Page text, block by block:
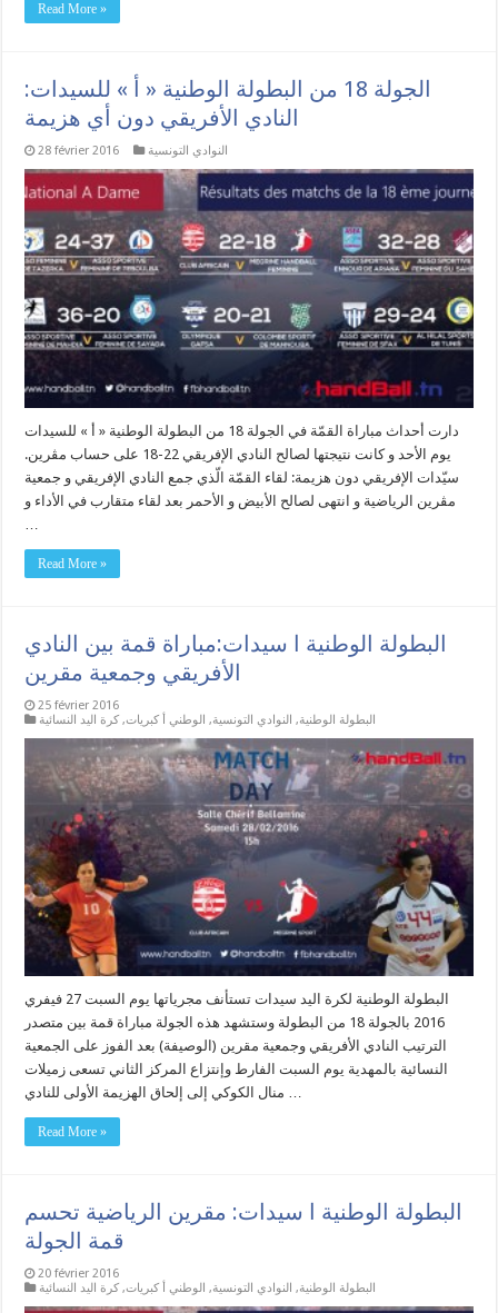
Read More »
الجولة 18 من البطولة الوطنية « أ » للسيدات:
النادي الأفريقي دون أي هزيمة
28 février 2016 النوادي التونسية
دارت أحداث مباراة القمّة في الجولة 18 من البطولة الوطنية « أ » للسيدات
يوم الأحد و كانت نتيجتها لصالح النادي الإفريقي 22-18 على حساب مڨرين.
سيّدات الإفريقي دون هزيمة: لقاء القمّة الّذي جمع النادي الإفريقي و جمعية
مڨرين الرياضية و انتهى لصالح الأبيض و الأحمر بعد لقاء متقارب في الأداء و
Read More »
البطولة الوطنية ا سيدات:مباراة قمة بين النادي
الأفريقي وجمعية مقرين
25 février 2016
البطولة الوطنية, النوادي التونسية, الوطني أ كبريات, كرة اليد النسائية
البطولة الوطنية لكرة اليد سيدات تستأنف مجرياتها يوم السبت 27 فيفري
2016 بالجولة 18 من البطولة وستشهد هذه الجولة مباراة قمة بين متصدر
الترتيب النادي الأفريقي وجمعية مقرين (الوصيفة) بعد الفوز على الجمعية
النسائية بالمهدية يوم السبت الفارط وإنتزاع المركز الثاني تسعى زميلات
منال الكوكي إلى إلحاق الهزيمة الأولى للنادي …
Read More »
البطولة الوطنية ا سيدات: مقرين الرياضية تحسم
قمة الجولة
20 février 2016
البطولة الوطنية, النوادي التونسية, الوطني أ كبريات, كرة اليد النسائية